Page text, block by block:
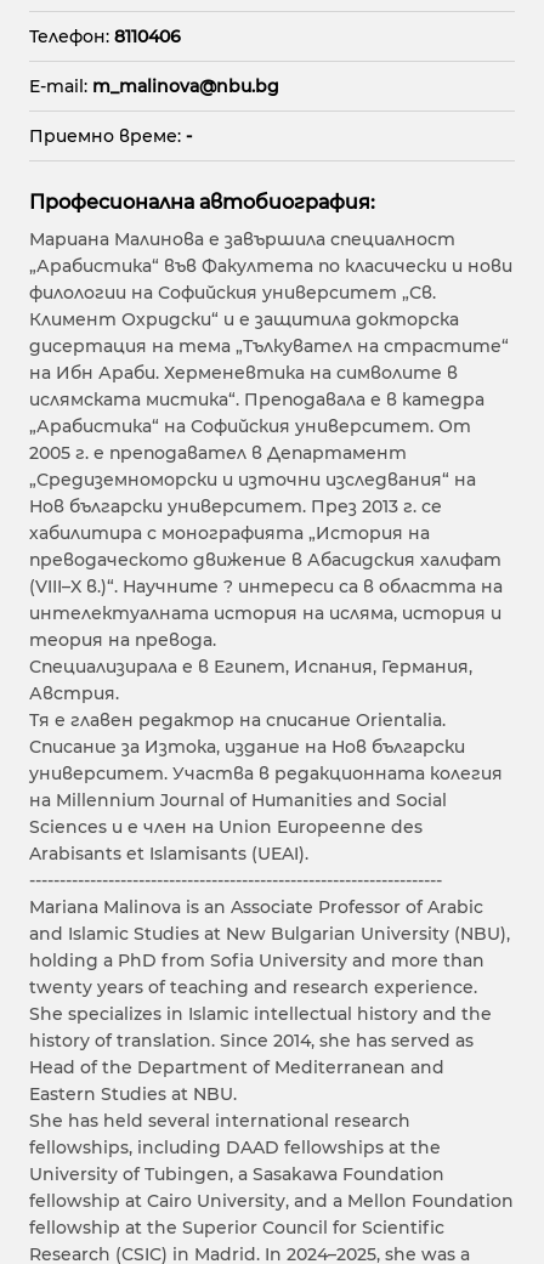
Телефон: 8110406
E-mail: m_malinova@nbu.bg
Приемно време: -
Професионална автобиография:
Мариана Малинова е завършила специалност
„Арабистика“ във Факултета по класически и нови
филологии на Софийския университет „Св.
Климент Охридски“ и е защитила докторска
дисертация на тема „Тълкувател на страстите“
на Ибн Араби. Херменевтика на символите в
ислямската мистика“. Преподавала е в катедра
„Арабистика“ на Софийския университет. От
2005 г. е преподавател в Департамент
„Средиземноморски и източни изследвания“ на
Нов български университет. През 2013 г. се
хабилитира с монографията „История на
преводаческото движение в Абасидския халифат
(VIII–X в.)“. Научните ? интереси са в областта на
интелектуалната история на исляма, история и
теория на превода.
Специализирала е в Египет, Испания, Германия,
Австрия.
Тя е главен редактор на списание Orientalia.
Списание за Изтока, издание на Нов български
университет. Участва в редакционната колегия
на Millennium Journal of Humanities and Social
Sciences и е член на Union Europeenne des
Arabisants et Islamisants (UEAI).
--------------------------------------------------------------------
Mariana Malinova is an Associate Professor of Arabic
and Islamic Studies at New Bulgarian University (NBU),
holding a PhD from Sofia University and more than
twenty years of teaching and research experience.
She specializes in Islamic intellectual history and the
history of translation. Since 2014, she has served as
Head of the Department of Mediterranean and
Eastern Studies at NBU.
She has held several international research
fellowships, including DAAD fellowships at the
University of Tubingen, a Sasakawa Foundation
fellowship at Cairo University, and a Mellon Foundation
fellowship at the Superior Council for Scientific
Research (CSIC) in Madrid. In 2024–2025, she was a